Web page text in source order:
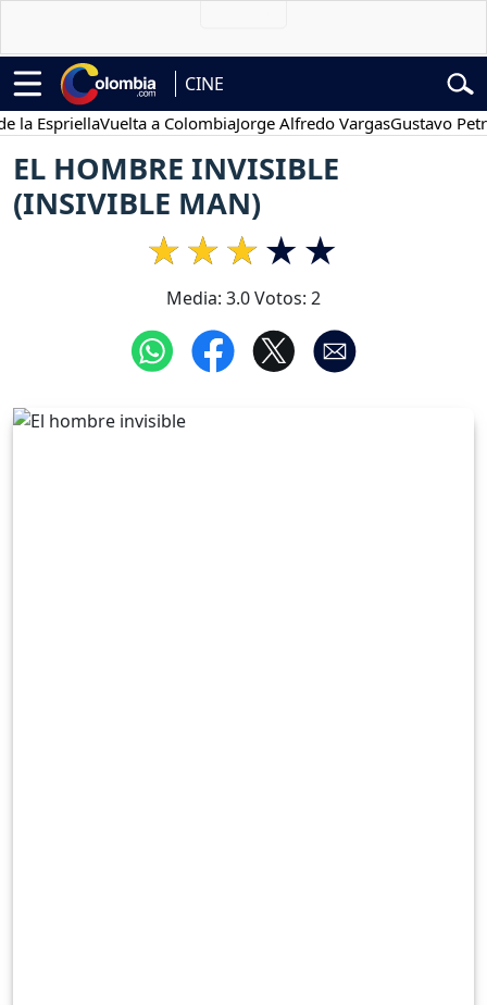
CINE
Vuelta a ColombiaJorge Alfredo VargasGustavo Petro
EL HOMBRE INVISIBLE
(INSIVIBLE MAN)
Media: 3.0Votos: 2